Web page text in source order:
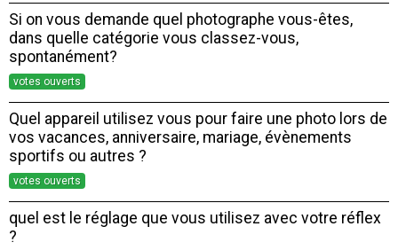
Si on vous demande quel photographe vous-êtes,
dans quelle catégorie vous classez-vous,
spontanément?
votes ouverts
Quel appareil utilisez vous pour faire une photo lors de
vos vacances, anniversaire, mariage, évènements
sportifs ou autres ?
votes ouverts
quel est le réglage que vous utilisez avec votre réflex
?